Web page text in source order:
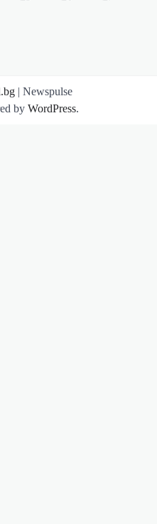
| Newspulse
by WordPress.